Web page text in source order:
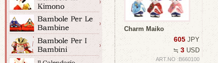
Charm Maiko
605 JPY
≒ 3 USD
ART.NO :B660100